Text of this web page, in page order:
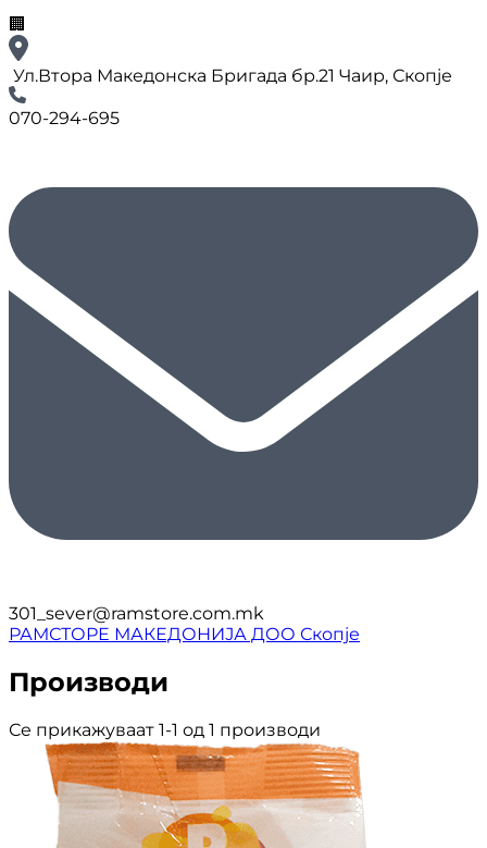
🏢
Ул.Втора Македонска Бригада бр.21 Чаир, Скопје
070-294-695
301_sever@ramstore.com.mk
РАМСТОРЕ МАКЕДОНИЈА ДОО Скопје
Производи
Се прикажуваат 1-1 од 1 производи